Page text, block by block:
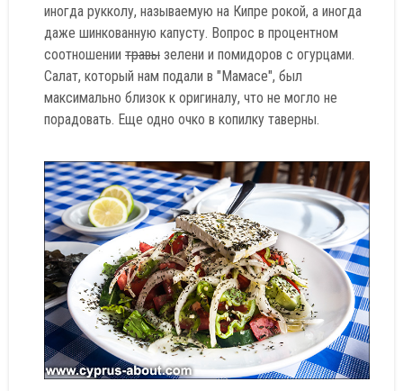
иногда рукколу, называемую на Кипре рокой, а иногда
даже шинкованную капусту. Вопрос в процентном
соотношении травы зелени и помидоров с огурцами.
Салат, который нам подали в "Мамасе", был
максимально близок к оригиналу, что не могло не
порадовать. Еще одно очко в копилку таверны.